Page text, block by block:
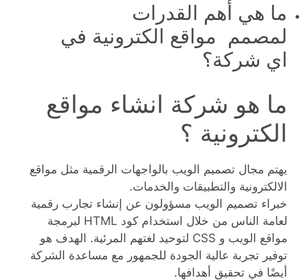
ما هي أهم القدرات
لمصمم مواقع الكترونية في
اي شركة؟
ما هو شركة انشاء مواقع
الكترونية ؟
يهتم مجال تصميم الويب بالواجهات الرقمية مثل مواقع
الالكترونية والتطبيقات والخدمات.
خبراء تصميم الويب مسؤولون عن إنشاء تجارب رقمية
لعامة الناس من خلال استخدام كود HTML لبرمجة
مواقع الويب و CSS لتوحيد لغتهم المرئية. الهدف هو
توفير تجربة عالية الجودة للجمهور مع مساعدة الشركة
أيضًا في تحقيق أهدافها.